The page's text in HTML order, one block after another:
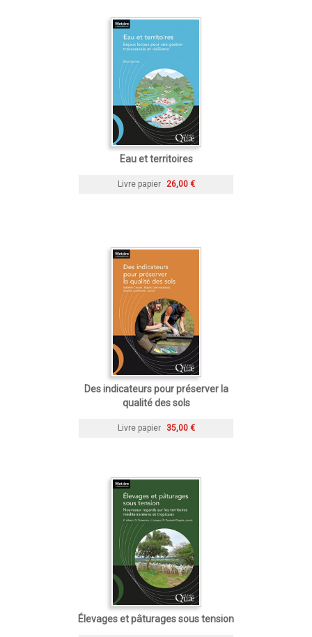
Eau et territoires
Livre papier 26,00 €
Des indicateurs pour préserver la
qualité des sols
Livre papier 35,00 €
Élevages et pâturages sous tension